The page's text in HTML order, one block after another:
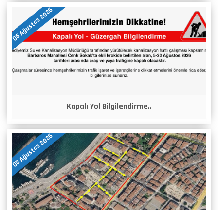
05 Ağustos 2026
Kapalı Yol Bilgilendirme..
05 Ağustos 2026